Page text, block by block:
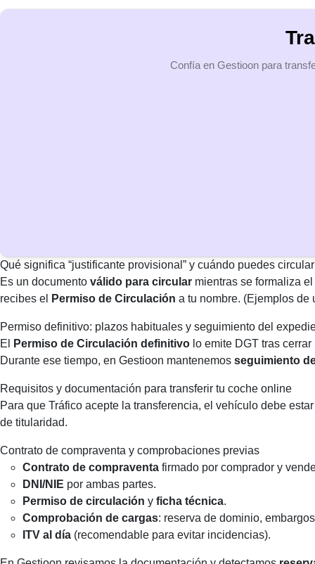
Confía en Gestioon para
Qué significa “justificante provisional” y cuándo puedes circular
Es un documento válido para circular mientras se formaliza
recibes el
Permiso de Circulación a tu nombre. (Ejemplos de
Permiso definitivo: plazos habituales y seguimiento del
El
Permiso de Circulación definitivo lo emite DGT tras
Durante ese tiempo, en Gestioon mantenemos seguimiento
Requisitos y documentación para transferir tu coche online
Para que Tráfico acepte la transferencia, el vehículo debe
de titularidad.
Contrato de compraventa y comprobaciones previas
Contrato de compraventa firmado por comprador y
DNI/NIE por ambas partes.
Permiso de circulación y ficha técnica.
Comprobación de cargas: reserva de dominio,
ITV al día (recomendable para evitar incidencias).